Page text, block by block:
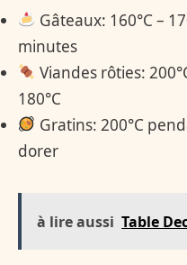
Gâteaux: 160°C –
minutes
Viandes rôties:
180°C
Gratins: 200°C
dorer
à lire aussi Table